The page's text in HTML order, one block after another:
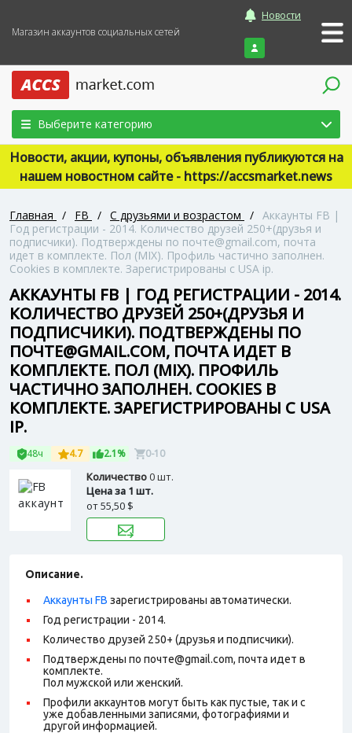
Магазин аккаунтов социальных сетей
Новости
Войти
Выберите категорию
Новости, акции, купоны, объявления публикуются на
нашем новостном сайте - https://accsmarket.news
Главная / FB / С друзьями и возрастом / Аккаунты FB |
Год регистрации - 2014. Количество друзей 250+(друзья и
подписчики). Подтверждены по почте@gmail.com, почта
идет в комплекте. Пол (MIX). Профиль частично заполнен.
Сookies в комплекте. Зарегистрированы с USA ip.
АККАУНТЫ FB | ГОД РЕГИСТРАЦИИ - 2014.
КОЛИЧЕСТВО ДРУЗЕЙ 250+(ДРУЗЬЯ И
ПОДПИСЧИКИ). ПОДТВЕРЖДЕНЫ ПО
ПОЧТЕ@GMAIL.COM, ПОЧТА ИДЕТ В
КОМПЛЕКТЕ. ПОЛ (MIX). ПРОФИЛЬ
ЧАСТИЧНО ЗАПОЛНЕН. СOOKIES В
КОМПЛЕКТЕ. ЗАРЕГИСТРИРОВАНЫ С USA
IP.
48ч 4.7 2.1% 0-10
Количество0 шт.
Цена за 1 шт.
от55,50 $
Описание.
Аккаунты FB зарегистрированы автоматически.
Год регистрации - 2014.
Количество друзей 250+ (друзья и подписчики).
Подтверждены по почте@gmail.com, почта идет в
комплекте.
Пол мужской или женский.
Профили аккаунтов могут быть как пустые, так и с
уже добавленными записями, фотографиями и
другой информацией.